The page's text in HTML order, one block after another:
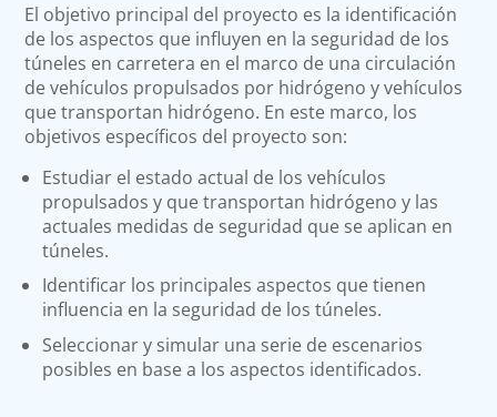
El objetivo principal del proyecto es la identificación
de los aspectos que influyen en la seguridad de los
túneles en carretera en el marco de una circulación
de vehículos propulsados por hidrógeno y vehículos
que transportan hidrógeno. En este marco, los
objetivos específicos del proyecto son:
Estudiar el estado actual de los vehículos
propulsados y que transportan hidrógeno y las
actuales medidas de seguridad que se aplican en
túneles.
Identificar los principales aspectos que tienen
influencia en la seguridad de los túneles.
Seleccionar y simular una serie de escenarios
posibles en base a los aspectos identificados.